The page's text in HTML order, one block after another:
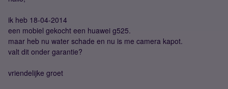
ik heb 18-04-2014
een mobiel gekocht een huawei g525.
maar heb nu water schade en nu is me camera kapot.
valt dit onder garantie?
vriendelijke groet